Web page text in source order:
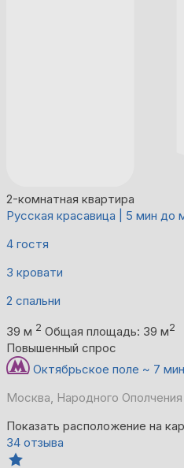
2-комнатная квартира
Русская красавица | 5 мин до
4 гостя
3 кровати
2 спальни
39 м 2 Общая площадь: 39 м2
Повышенный спрос
Октябрьское поле ~ 7
Москва, Народного Ополчения
Показать расположение на
34 отзыва